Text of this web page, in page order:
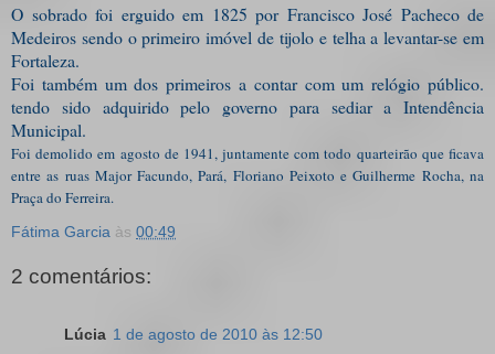
O sobrado foi erguido em 1825 por Francisco José Pacheco de
Medeiros sendo o primeiro imóvel de tijolo e telha a levantar-se em
Fortaleza.
Foi também um dos primeiros a contar com um relógio público.
tendo sido adquirido pelo governo para sediar a Intendência
Municipal.
Foi demolido em agosto de 1941, juntamente com todo quarteirão que ficava
entre as ruas Major Facundo, Pará, Floriano Peixoto e Guilherme Rocha, na
Praça do Ferreira.
Fátima Garcia às 00:49
2 comentários:
Lúcia 1 de agosto de 2010 às 12:50